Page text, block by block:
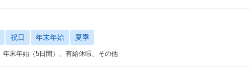
祝日 年末年始 夏季
年末年始（5日間）、有給休暇、その他